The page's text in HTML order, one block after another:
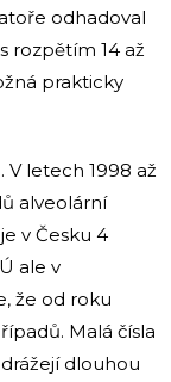
odhadoval
rozpětím 14 až
prakticky
letech 1998 až
alveolární
v Česku 4
ale v
že od roku
Malá čísla
dlouhou